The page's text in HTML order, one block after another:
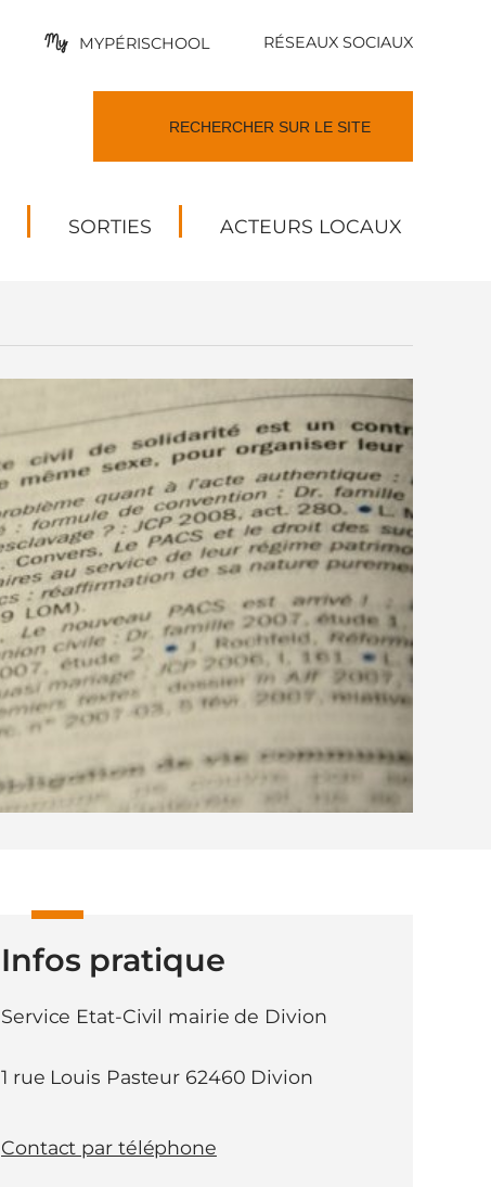
MYPÉRISCHOOL RÉSEAUX SOCIAUX
SORTIES ACTEURS LOCAUX
Infos pratique
Service Etat-Civil mairie de Divion
1 rue Louis Pasteur 62460 Divion
Contact par téléphone